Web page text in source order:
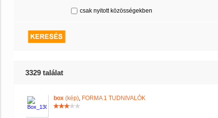
csak nyitott közösségekben
3329 találat
box (kép), FORMA 1 TUDNIVALÓK